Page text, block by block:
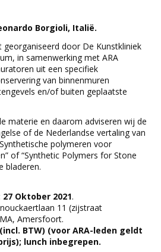
Borgioli, Italië.
door De Kunstkliniek
in samenwerking met ARA
uit een specifiek
van binnenmuren
en/of buiten geplaatste
materie en daarom adviseren wij de
of de Nederlandse vertaling van
polymeren voor
of “Synthetic Polymers for Stone
bladeren.
Oktober 2021.
11 (zijstraat
Amersfoort.
BTW) (voor ARA-leden geldt
lunch inbegrepen.